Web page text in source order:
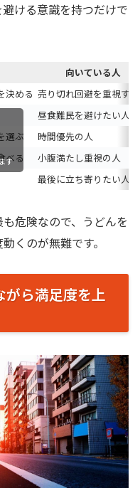
ける意識を持つだけで
向いている人
決める 売り切れ回避を重視す
昼食難民を避けたい人
選ぶ
時間優先の人
べる
小腹満たし重視の人
最後に立ち寄りたい人
す
危険なので、うどんを
くのが無難です。
がら満足度を上